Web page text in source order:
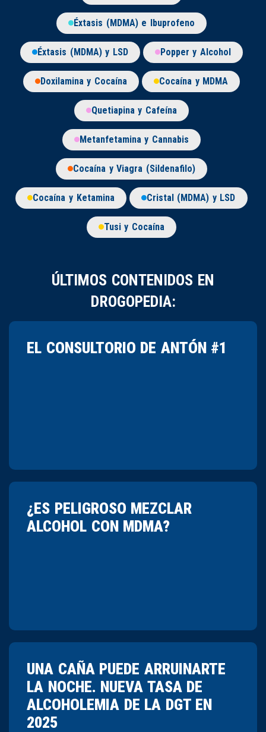
Éxtasis (MDMA) e Ibuprofeno
Éxtasis (MDMA) y LSD Popper y Alcohol
Doxilamina y Cocaína Cocaína y MDMA
Quetiapina y Cafeína
Metanfetamina y Cannabis
Cocaína y Viagra (Sildenafilo)
Cocaína y Ketamina Cristal (MDMA) y LSD
Tusi y Cocaína
ÚLTIMOS CONTENIDOS EN
DROGOPEDIA:
EL CONSULTORIO DE ANTÓN #1
¿ES PELIGROSO MEZCLAR
ALCOHOL CON MDMA?
UNA CAÑA PUEDE ARRUINARTE
LA NOCHE. NUEVA TASA DE
ALCOHOLEMIA DE LA DGT EN
2025